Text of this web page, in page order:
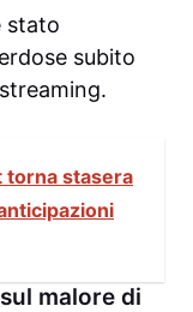
stato
subito
torna stasera
malore di